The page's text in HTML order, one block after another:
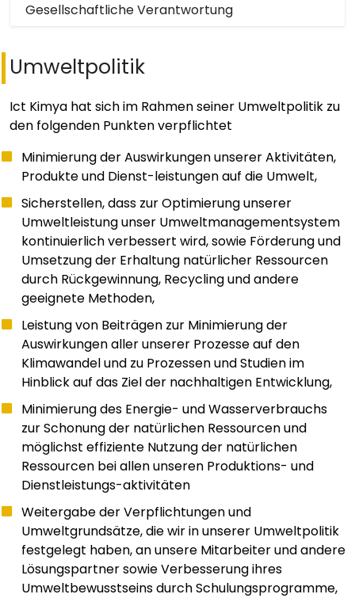
Gesellschaftliche Verantwortung
Umweltpolitik
Ict Kimya hat sich im Rahmen seiner Umweltpolitik zu
den folgenden Punkten verpflichtet
Minimierung der Auswirkungen unserer Aktivitäten,
Produkte und Dienst-leistungen auf die Umwelt,
Sicherstellen, dass zur Optimierung unserer
Umweltleistung unser Umweltmanagementsystem
kontinuierlich verbessert wird, sowie Förderung und
Umsetzung der Erhaltung natürlicher Ressourcen
durch Rückgewinnung, Recycling und andere
geeignete Methoden,
Leistung von Beiträgen zur Minimierung der
Auswirkungen aller unserer Prozesse auf den
Klimawandel und zu Prozessen und Studien im
Hinblick auf das Ziel der nachhaltigen Entwicklung,
Minimierung des Energie- und Wasserverbrauchs
zur Schonung der natürlichen Ressourcen und
möglichst effiziente Nutzung der natürlichen
Ressourcen bei allen unseren Produktions- und
Dienstleistungs-aktivitäten
Weitergabe der Verpflichtungen und
Umweltgrundsätze, die wir in unserer Umweltpolitik
festgelegt haben, an unsere Mitarbeiter und andere
Lösungspartner sowie Verbesserung ihres
Umweltbewusstseins durch Schulungsprogramme,